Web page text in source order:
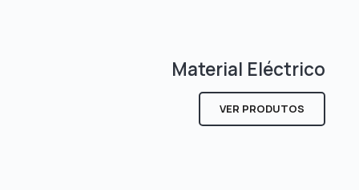
Material Eléctrico
VER PRODUTOS